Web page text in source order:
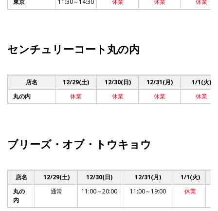
センチュリーコート丸の内
店名 12/29(土) 12/30(日) 12/31(月)
1/1(火)
丸の内
休業 休業 休業 休業
ブリーズ・オブ・トウキョウ
店名 12/29(土) 12/30(日) 12/31(月)
1/1(火)
丸の
内
通常 11:00～20:00 11:00～19:00 休業